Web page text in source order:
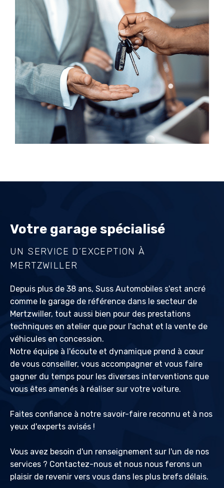
Votre garage spécialisé
UN SERVICE D’EXCEPTION À
MERTZWILLER
Depuis plus de 38 ans, Suss Automobiles s'est ancré
comme le garage de référence dans le secteur de
Mertzwiller, tout aussi bien pour des prestations
techniques en atelier que pour l'achat et la vente de
véhicules en concession.
Notre équipe à l'écoute et dynamique prend à cœur
de vous conseiller, vous accompagner et vous faire
gagner du temps pour les diverses interventions que
vous êtes amenés à réaliser sur votre voiture.
Faites confiance à notre savoir-faire reconnu et à nos
yeux d'experts avisés !
Vous avez besoin d'un renseignement sur l'un de nos
services ? Contactez-nous et nous nous ferons un
plaisir de revenir vers vous dans les plus brefs délais.